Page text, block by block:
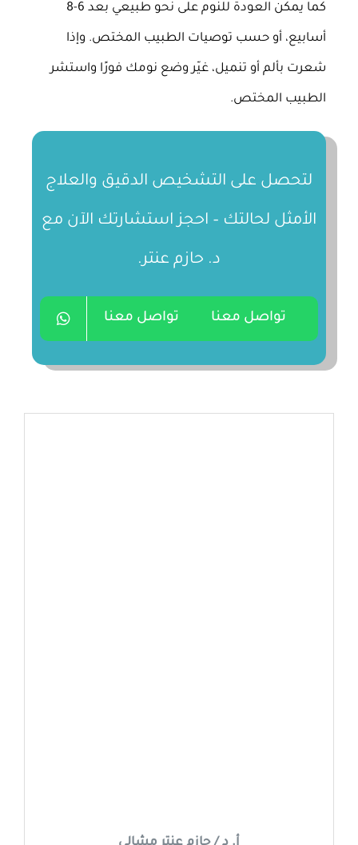
كما يمكن العودة للنوم على نحو طبيعي بعد 6-8
أسابيع، أو حسب توصيات الطبيب المختص. وإذا
شعرت بألم أو تنميل، غيّر وضع نومك فورًا واستشر
الطبيب المختص.
لتحصل على التشخيص الدقيق والعلاج
الأمثل لحالتك – احجز استشارتك الآن مع
د. حازم عنتر.
تواصل معنا تواصل معنا